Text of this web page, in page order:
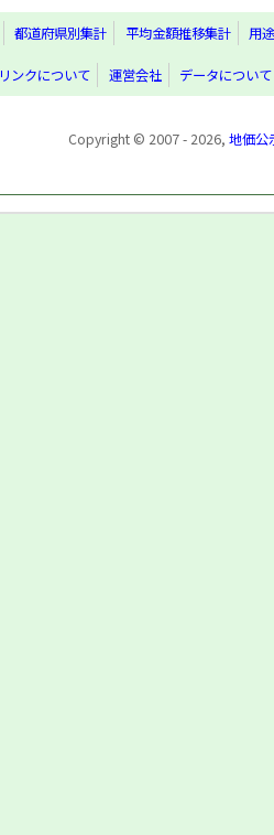
都道府県別集計 平均金額推移集計 用
リンクについて 運営会社 データについて
Copyright © 2007 - 2026, 地価公